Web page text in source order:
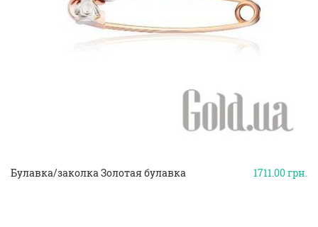
1711.00грн.
Булавка/заколка Золотая булавка